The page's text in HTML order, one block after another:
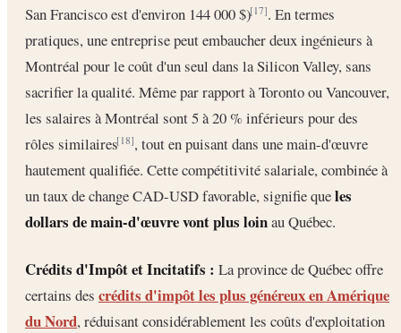
San Francisco est d'environ 144 000 $)[17]. En termes
pratiques, une entreprise peut embaucher deux ingénieurs à
Montréal pour le coût d'un seul dans la Silicon Valley, sans
sacrifier la qualité. Même par rapport à Toronto ou Vancouver,
les salaires à Montréal sont 5 à 20 % inférieurs pour des
rôles similaires[18], tout en puisant dans une main-d'œuvre
hautement qualifiée. Cette compétitivité salariale, combinée à
un taux de change CAD-USD favorable, signifie queles
dollars de main-d'œuvre vont plus loinau Québec.
Crédits d'Impôt et Incitatifs : La province de Québec offre
certains des crédits d'impôt les plus généreux en Amérique
du Nord, réduisant considérablement les coûts d'exploitation